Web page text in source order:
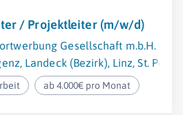
/ Projektleiter (m/w/d)
Gesellschaft m.b.H. & Co
, Landeck (Bezirk), Linz,St.
ab 4.000€ pro Monat